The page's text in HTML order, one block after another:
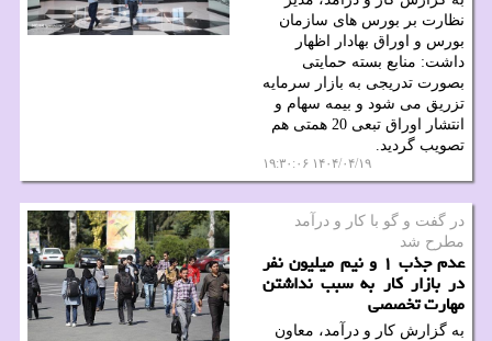
نظارت بر بورس های سازمان
بورس و اوراق بهادار اظهار
داشت: منابع بسته حمایتی
بصورت تدریجی به بازار سرمایه
تزریق می شود و بیمه سهام و
انتشار اوراق تبعی 20 همتی هم
تصویب گردید.
۱۴۰۴/۰۴/۱۹ ۱۹:۳۰:۰۶
در گفت و گو با كار و درآمد
مطرح شد
عدم جذب ۱ و نیم میلیون نفر
در بازار کار به سبب نداشتن
مهارت تخصصی
به گزارش کار و درآمد، معاون